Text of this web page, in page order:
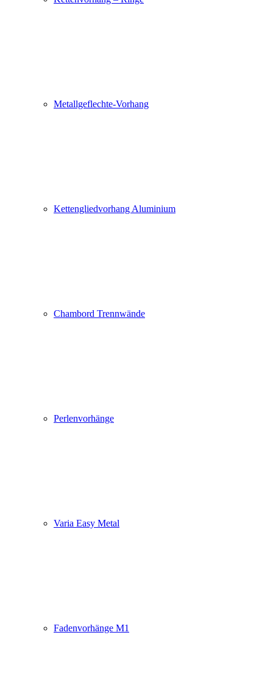
Metallgeflechte-Vorhang
Kettengliedvorhang Aluminium
Chambord Trennwände
Perlenvorhänge
Varia Easy Metal
Fadenvorhänge M1